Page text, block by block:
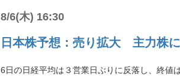
8/6(木) 16:30
日本株予想：売り拡大 主力株
6日の日経平均は３営業日ぶりに反落し、終値